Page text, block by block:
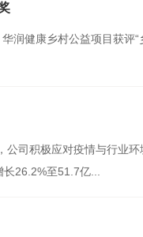
健康乡村公益项目获评“
司积极应对疫情与行业
26.2%至51.7亿...